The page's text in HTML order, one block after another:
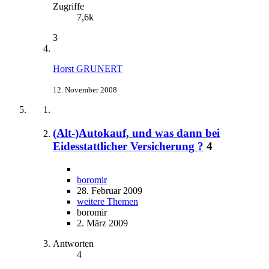
Zugriffe
7,6k
3
Horst GRUNERT
12. November 2008
(Alt-)Autokauf, und was dann bei
Eidesstattlicher Versicherung ? 4
boromir
28. Februar 2009
weitere Themen
boromir
2. März 2009
Antworten
4